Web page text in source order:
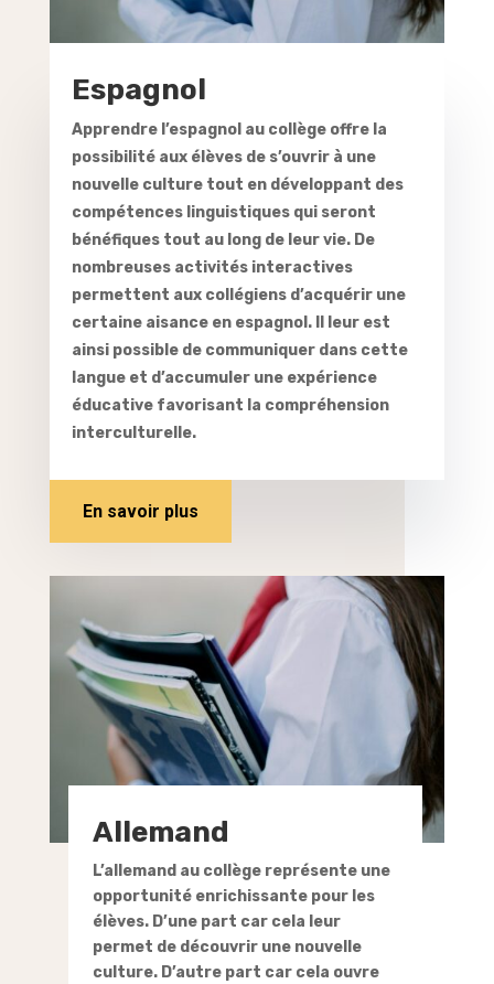
Espagnol
Apprendre l’espagnol au collège offre la
possibilité aux élèves de s’ouvrir à une
nouvelle culture tout en développant des
compétences linguistiques qui seront
bénéfiques tout au long de leur vie. De
nombreuses activités interactives
permettent aux collégiens d’acquérir une
certaine aisance en espagnol. Il leur est
ainsi possible de communiquer dans cette
langue et d’accumuler une expérience
éducative favorisant la compréhension
interculturelle.
En savoir plus
Allemand
L’allemand au collège représente une
opportunité enrichissante pour les
élèves. D’une part car cela leur
permet de découvrir une nouvelle
culture. D’autre part car cela ouvre